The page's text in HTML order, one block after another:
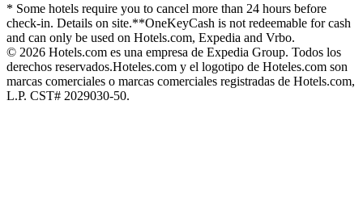
* Some hotels require you to cancel more than 24 hours before
check-in. Details on site.**OneKeyCash is not redeemable for cash
and can only be used on Hotels.com, Expedia and Vrbo.
© 2026 Hotels.com es una empresa de Expedia Group. Todos los
derechos reservados.Hoteles.com y el logotipo de Hoteles.com son
marcas comerciales o marcas comerciales registradas de Hotels.com,
L.P. CST# 2029030-50.